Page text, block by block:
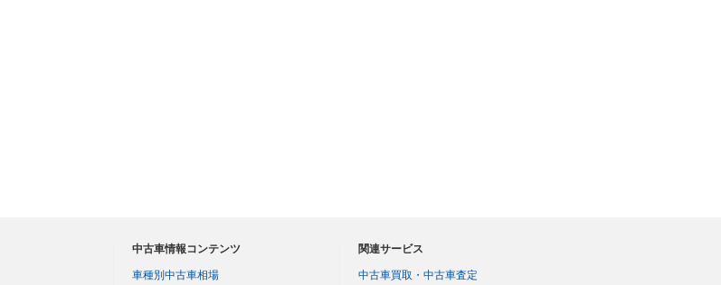
中古車情報コンテンツ
車種別中古車相場
関連サービス
中古車買取・中古車査定